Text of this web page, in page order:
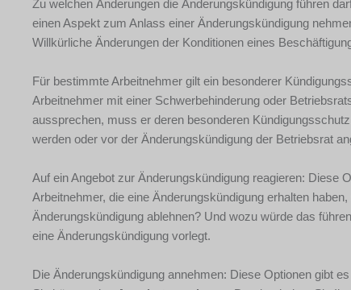
Zu welchen Änderungen die Änderungskündigung führen
einen Aspekt zum Anlass einer Änderungskündigung
Willkürliche Änderungen der Konditionen eines
Für bestimmte Arbeitnehmer gilt ein besonderer
Arbeitnehmer mit einer Schwerbehinderung oder
aussprechen, muss er deren besonderen
werden oder vor der Änderungskündigung der Betriebsrat
Auf ein Angebot zur Änderungskündigung reagieren: Diese
Arbeitnehmer, die eine Änderungskündigung erhalten
Änderungskündigung ablehnen? Und wozu würde das
eine Änderungskündigung vorlegt.
Die Änderungskündigung annehmen: Diese Optionen gibt es